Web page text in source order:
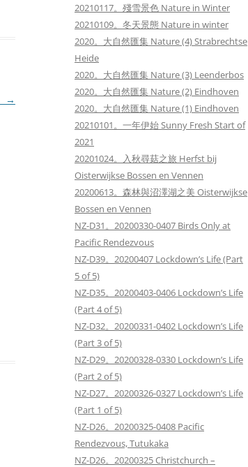
→
20210117。殘雪景色 Nature in Winter
20210109。冬天景態 Nature in winter
2020。大自然匯集 Nature (4) Strabrechtse
Heide
2020。大自然匯集 Nature (3) Leenderbos
2020。大自然匯集 Nature (2) Eindhoven
2020。大自然匯集 Nature (1) Eindhoven
20210101。一年伊始 Sunny Fresh Start of
2021
20201024。入秋尋菇之旅 Herfst bij
Oisterwijkse Bossen en Vennen
20200613。森林與沼澤湖之美 Oisterwijkse
Bossen en Vennen
NZ-D31。20200330-0407 Birds Only at
Pacific Rendezvous
NZ-D39。20200407 Lockdown’s Life (Part
5 of 5)
NZ-D35。20200403-0406 Lockdown’s Life
(Part 4 of 5)
NZ-D32。20200331-0402 Lockdown’s Life
(Part 3 of 5)
NZ-D29。20200328-0330 Lockdown’s Life
(Part 2 of 5)
NZ-D27。20200326-0327 Lockdown’s Life
(Part 1 of 5)
NZ-D26。20200325-0408 Pacific
Rendezvous, Tutukaka
NZ-D26。20200325 Christchurch –